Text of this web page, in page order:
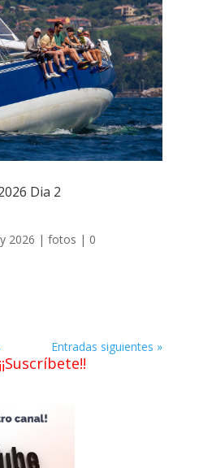
Dia 2
2026 | fotos | 0
Entradas siguientes »